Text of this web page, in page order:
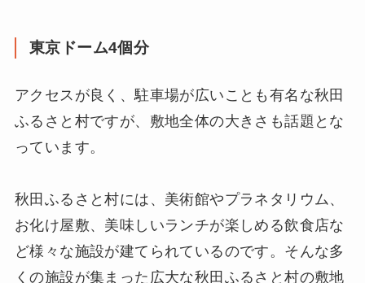
東京ドーム4個分
アクセスが良く、駐車場が広いことも有名な秋田
ふるさと村ですが、敷地全体の大きさも話題とな
っています。
秋田ふるさと村には、美術館やプラネタリウム、
お化け屋敷、美味しいランチが楽しめる飲食店な
ど様々な施設が建てられているのです。そんな多
くの施設が集まった広大な秋田ふるさと村の敷地